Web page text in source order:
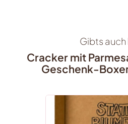
Gibts auch
Cracker mit
Geschenk-